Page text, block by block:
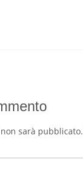
sarà pubblicato.